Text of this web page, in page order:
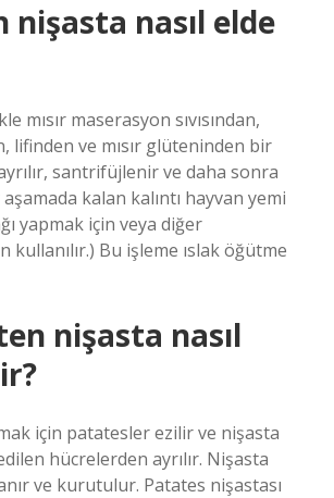
nişasta nasıl elde
mısır maserasyon sıvısından,
lifinden ve mısır glüteninden bir
santrifüjlenir ve daha sonra
kalan kalıntı hayvan yemi
yapmak için veya diğer
kullanılır.) Bu işleme ıslak öğütme
nişasta nasıl
için patatesler ezilir ve nişasta
hücrelerden ayrılır. Nişasta
ve kurutulur. Patates nişastası